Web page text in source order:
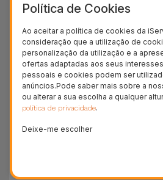
Encontre a Capa
iServices
As Capas Xiaomi da iServices
proteção com o objetivo de
todas as quedasque podem
diariamente. O material em
garante que o telemóvel não
e é antiderrapante em
Capa Silicone é
Política de Cookies
Ao aceitar a política de cookies da
consideração que a utilização de
personalização da utilização e a
ofertas adaptadas aos seus
pessoais e cookies podem ser
anúncios.Pode saber mais sobre a
ou alterar a sua escolha a qualquer
política de privacidade.
Deixe-me escolher